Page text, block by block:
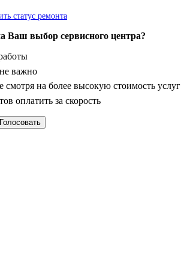
статус ремонта
Ваш выбор сервисного центра?
важно
смотря на более высокую стоимость услуг
оплатить за скорость